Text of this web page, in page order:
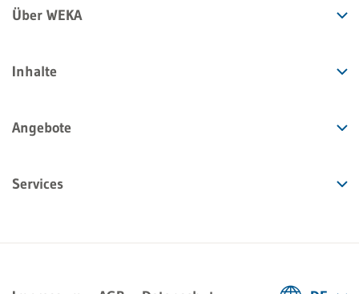
Über WEKA
Inhalte
Angebote
Services